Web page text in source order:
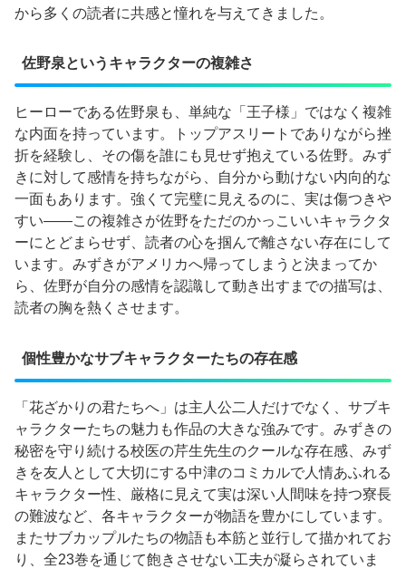
から多くの読者に共感と憧れを与えてきました。
佐野泉というキャラクターの複雑さ
ヒーローである佐野泉も、単純な「王子様」ではなく複雑
な内面を持っています。トップアスリートでありながら挫
折を経験し、その傷を誰にも見せず抱えている佐野。みず
きに対して感情を持ちながら、自分から動けない内向的な
一面もあります。強くて完璧に見えるのに、実は傷つきや
すい——この複雑さが佐野をただのかっこいいキャラクタ
ーにとどまらせず、読者の心を掴んで離さない存在にして
います。みずきがアメリカへ帰ってしまうと決まってか
ら、佐野が自分の感情を認識して動き出すまでの描写は、
読者の胸を熱くさせます。
個性豊かなサブキャラクターたちの存在感
「花ざかりの君たちへ」は主人公二人だけでなく、サブキ
ャラクターたちの魅力も作品の大きな強みです。みずきの
秘密を守り続ける校医の芹生先生のクールな存在感、みず
きを友人として大切にする中津のコミカルで人情あふれる
キャラクター性、厳格に見えて実は深い人間味を持つ寮長
の難波など、各キャラクターが物語を豊かにしています。
またサブカップルたちの物語も本筋と並行して描かれてお
り、全23巻を通じて飽きさせない工夫が凝らされていま